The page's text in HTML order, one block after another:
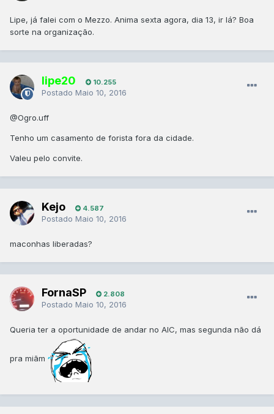
Lipe, já falei com o Mezzo. Anima sexta agora, dia 13, ir lá? Boa
sorte na organização.
lipe20 10.255
Postado Maio 10, 2016
@Ogro.uff
Tenho um casamento de forista fora da cidade.
Valeu pelo convite.
Kejo 4.587
Postado Maio 10, 2016
maconhas liberadas?
FornaSP 2.808
Postado Maio 10, 2016
Queria ter a oportunidade de andar no AIC, mas segunda não dá
pra miãm